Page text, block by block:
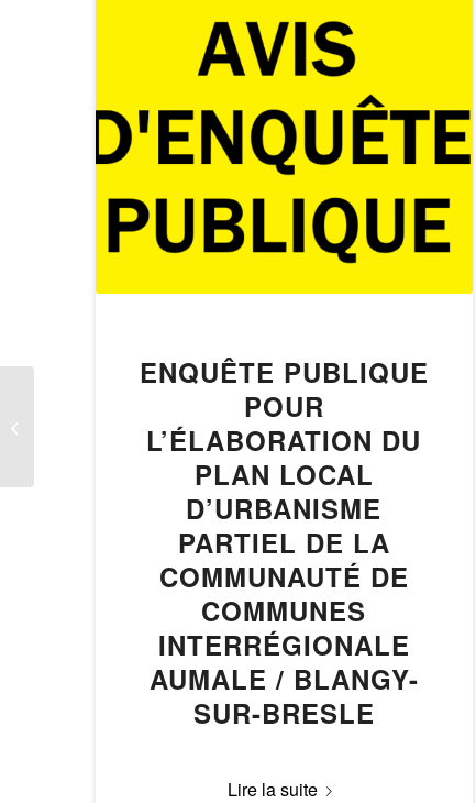
ENQUÊTE PUBLIQUE
POUR
L’ÉLABORATION DU
PLAN LOCAL
D’URBANISME
PARTIEL DE LA
COMMUNAUTÉ DE
COMMUNES
INTERRÉGIONALE
AUMALE / BLANGY-
SUR-BRESLE
Lire la suite
ménagères – Jours
fériés (Ascension)